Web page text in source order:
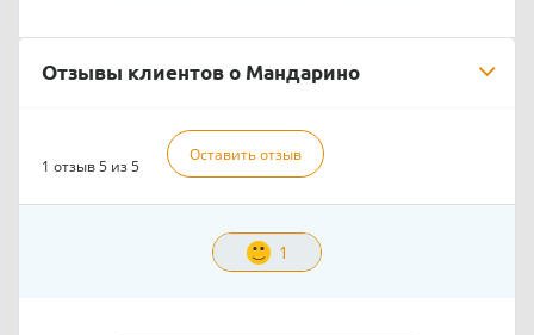
Отзывы клиентов о Мандарино
1 отзыв5 из 5
Оставить отзыв
1